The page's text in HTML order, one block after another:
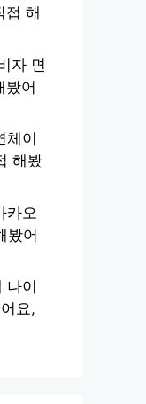
접 해
자 면
봤어
체이
해봤
카오
봤어
나이
요,